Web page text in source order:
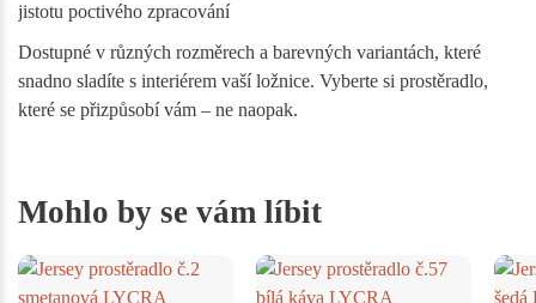
jistotu poctivého zpracování
Dostupné v různých rozměrech a barevných variantách, které
snadno sladíte s interiérem vaší ložnice. Vyberte si prostěradlo,
které se přizpůsobí vám – ne naopak.
Mohlo by se vám líbit